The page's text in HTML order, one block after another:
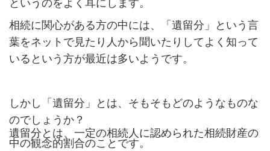
というのをよく耳にします。
相続に関心がある方の中には、「遺留分」という言
葉をネットで見たり人から聞いたりしてよく知って
いるという方が最近は多いようです。
しかし「遺留分」とは、そもそもどのようなものな
のでしょうか？
遺留分とは、一定の相続人に認められた相続財産の
中の観念的割合のことです。